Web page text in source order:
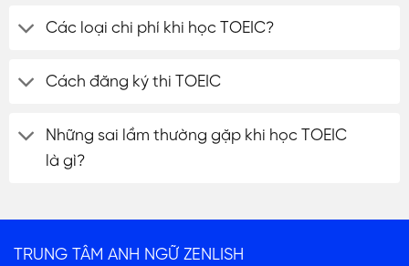
Các loại chi phí khi học TOEIC?
Cách đăng ký thi TOEIC
Những sai lầm thường gặp khi học TOEIC
là gì?
TRUNG TÂM ANH NGỮ ZENLISH